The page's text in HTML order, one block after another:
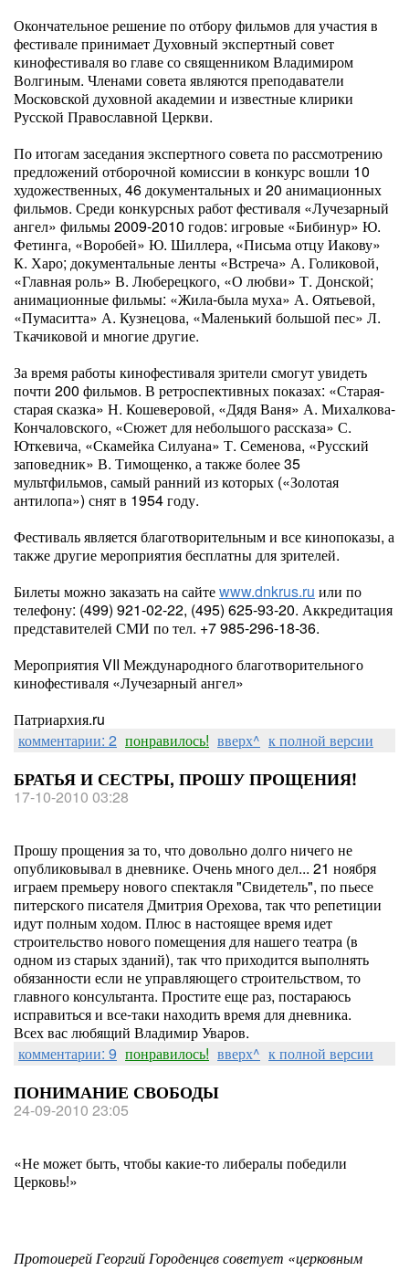
Окончательное решение по отбору фильмов для участия в
фестивале принимает Духовный экспертный совет
кинофестиваля во главе со священником Владимиром
Волгиным. Членами совета являются преподаватели
Московской духовной академии и известные клирики
Русской Православной Церкви.
По итогам заседания экспертного совета по рассмотрению
предложений отборочной комиссии в конкурс вошли 10
художественных, 46 документальных и 20 анимационных
фильмов. Среди конкурсных работ фестиваля «Лучезарный
ангел» фильмы 2009-2010 годов: игровые «Бибинур» Ю.
Фетинга, «Воробей» Ю. Шиллера, «Письма отцу Иакову»
К. Харо; документальные ленты «Встреча» А. Голиковой,
«Главная роль» В. Люберецкого, «О любви» Т. Донской;
анимационные фильмы: «Жила-была муха» А. Оятьевой,
«Пумаситта» А. Кузнецова, «Маленький большой пес» Л.
Ткачиковой и многие другие.
За время работы кинофестиваля зрители смогут увидеть
почти 200 фильмов. В ретроспективных показах: «Старая-
старая сказка» Н. Кошеверовой, «Дядя Ваня» А. Михалкова-
Кончаловского, «Сюжет для небольшого рассказа» С.
Юткевича, «Скамейка Силуана» Т. Семенова, «Русский
заповедник» В. Тимощенко, а также более 35
мультфильмов, самый ранний из которых («Золотая
антилопа») снят в 1954 году.
Фестиваль является благотворительным и все кинопоказы, а
также другие мероприятия бесплатны для зрителей.
Билеты можно заказать на сайтеwww.dnkrus.ru или по
телефону: (499) 921-02-22, (495) 625-93-20. Аккредитация
представителей СМИ по тел. +7 985-296-18-36.
Мероприятия VII Международного благотворительного
кинофестиваля «Лучезарный ангел»
Патриархия.ru
комментарии: 2 понравилось! вверх^ к полной версии
БРАТЬЯ И СЕСТРЫ, ПРОШУ ПРОЩЕНИЯ!
17-10-2010 03:28
Прошу прощения за то, что довольно долго ничего не
опубликовывал в дневнике. Очень много дел... 21 ноября
играем премьеру нового спектакля "Свидетель", по пьесе
питерского писателя Дмитрия Орехова, так что репетиции
идут полным ходом. Плюс в настоящее время идет
строительство нового помещения для нашего театра (в
одном из старых зданий), так что приходится выполнять
обязанности если не управляющего строительством, то
главного консультанта. Простите еще раз, постараюсь
исправиться и все-таки находить время для дневника.
Всех вас любящий Владимир Уваров.
комментарии: 9 понравилось! вверх^ к полной версии
ПОНИМАНИЕ СВОБОДЫ
24-09-2010 23:05
«Не может быть, чтобы какие-то либералы победили
Церковь!»
Протоиерей Георгий Городенцев советует «церковным